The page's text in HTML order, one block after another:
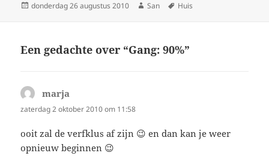
Geplaatst
donderdag 26 augustus 2010 Auteur
San Tags
Huis
Een gedachte over “Gang: 90%”
marja
zaterdag 2 oktober 2010 om 11:58
ooit zal de verfklus af zijn 😉 en dan kan je weer
opnieuw beginnen 😉